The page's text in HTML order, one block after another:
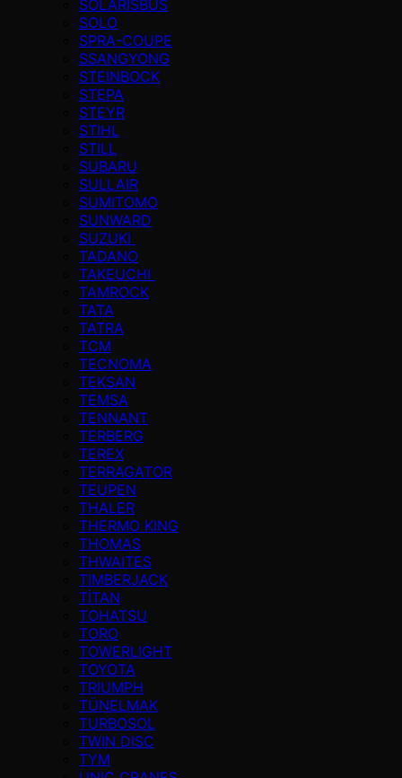
SOLARISBUS
SOLO
SPRA-COUPE
SSANGYONG
STEINBOCK
STEPA
STEYR
STIHL
STILL
SUBARU
SULLAIR
SUMITOMO
SUNWARD
SUZUKI
TADANO
TAKEUCHI
TAMROCK
TATA
TATRA
TCM
TECNOMA
TEKSAN
TEMSA
TENNANT
TERBERG
TEREX
TERRAGATOR
TEUPEN
THALER
THERMO KING
THOMAS
THWAITES
TIMBERJACK
TİTAN
TOHATSU
TORO
TOWERLIGHT
TOYOTA
TRIUMPH
TÜNELMAK
TURBOSOL
TWIN DISC
TYM